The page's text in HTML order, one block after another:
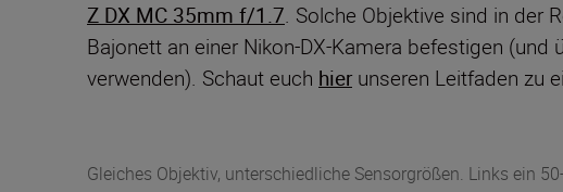
Z DX MC 35mm f/1.7. Solche Objektive sind in der
Bajonett an einer Nikon-DX-Kamera befestigen (und
verwenden). Schaut euch hier unseren Leitfaden zu
Gleiches Objektiv, unterschiedliche Sensorgrößen. Links ein